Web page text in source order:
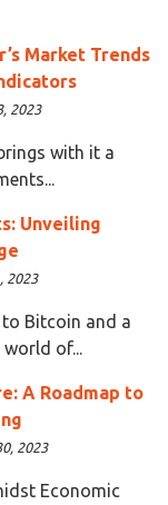
Market Trends
2023
with it a
Unveiling
2023
Bitcoin and a
of...
A Roadmap to
2023
Economic